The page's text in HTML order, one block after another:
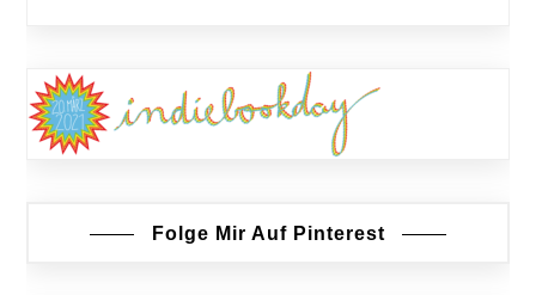
Folge Mir Auf Pinterest